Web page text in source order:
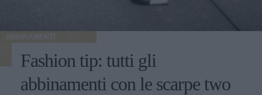
ABBINAMENTI
Fashion tip: tutti gli
abbinamenti con le scarpe two